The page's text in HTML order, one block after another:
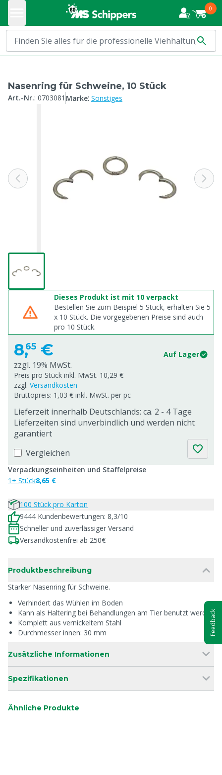
0
Nasenring für Schweine, 10 Stück
Art.-Nr.: 0703081 Marke: Sonstiges
Dieses Produkt ist mit 10 verpackt
Bestellen Sie zum Beispiel 5 Stück, erhalten Sie 5
x 10 Stück. Die vorgegebenen Preise sind auch
pro 10 Stück.
8,65 € Auf Lager
zzgl. 19% MwSt.
Preis pro Stück inkl. MwSt. 10,29 €
zzgl. Versandkosten
Bruttopreis: 1,03 € inkl. MwSt. per pc
Lieferzeit innerhalb Deutschlands: ca. 2 - 4 Tage
Lieferzeiten sind unverbindlich und werden nicht
garantiert
Vergleichen
Verpackungseinheiten und Staffelpreise
1+ Stück8,65 €
100 Stück pro Karton
9444 Kundenbewertungen: 8,3/10
Schneller und zuverlässiger Versand
Versandkostenfrei ab 250€
Produktbeschreibung
Starker Nasenring für Schweine.
Verhindert das Wühlen im Boden
Kann als Haltering bei Behandlungen am Tier benutzt werden
Komplett aus vernickeltem Stahl
Durchmesser innen: 30 mm
Zusätzliche Informationen
Spezifikationen
Ähnliche Produkte
Feedback